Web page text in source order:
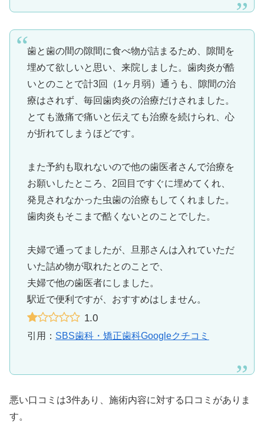
歯と歯の間の隙間に食べ物が詰まるため、隙間を
埋めて欲しいと思い、来院しました。歯肉炎が酷
いとのことで計3回（1ヶ月弱）通うも、隙間の治
療はされず、毎回歯肉炎の治療だけされました。
とても激痛で痛いと伝えても治療を続けられ、心
が折れてしまうほどです。
また予約も取れないので他の歯医者さんで治療を
お願いしたところ、2回目ですぐに埋めてくれ、
発見されなかった虫歯の治療もしてくれました。
歯肉炎もそこまで酷くないとのことでした。
夫婦で通ってましたが、旦那さんは入れていただ
いた詰め物が取れたとのことで、
夫婦で他の歯医者にしました。
駅近で便利ですが、おすすめはしません。
1.0
引用： SBS歯科・矯正歯科Googleクチコミ
悪い口コミは3件あり、施術内容に対する口コミがありま
す。